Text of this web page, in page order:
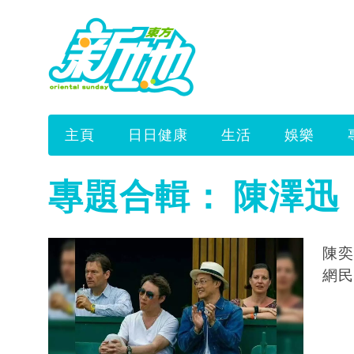
主頁 日日健康 生活 娛樂
專題合輯： 陳澤迅
陳奕迅